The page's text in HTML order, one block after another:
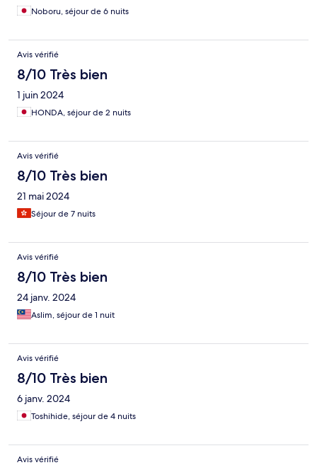
Noboru, séjour de 6 nuits
Avis vérifié
8/10 Très bien
1 juin 2024
HONDA, séjour de 2 nuits
Avis vérifié
8/10 Très bien
21 mai 2024
Séjour de 7 nuits
Avis vérifié
8/10 Très bien
24 janv. 2024
Aslim, séjour de 1 nuit
Avis vérifié
8/10 Très bien
6 janv. 2024
Toshihide, séjour de 4 nuits
Avis vérifié